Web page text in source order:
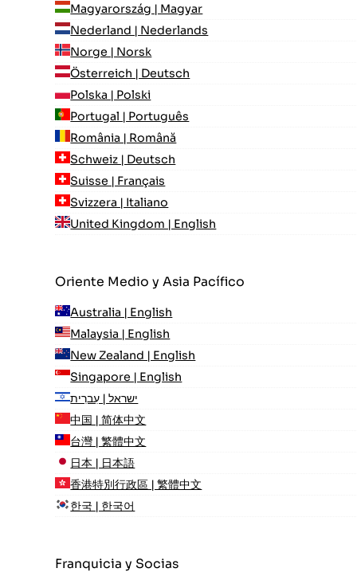
Magyarország | Magyar
Nederland | Nederlands
Norge | Norsk
Österreich | Deutsch
Polska | Polski
Portugal | Português
România | Română
Schweiz | Deutsch
Suisse | Français
Svizzera | Italiano
United Kingdom | English
Oriente Medio y Asia Pacífico
Australia | English
Malaysia | English
New Zealand | English
Singapore | English
ישראל | עִברִית
中国 | 简体中文
台灣 | 繁體中文
日本 | 日本語
香港特別行政區 | 繁體中文
한국 | 한국어
Franquicia y Socias